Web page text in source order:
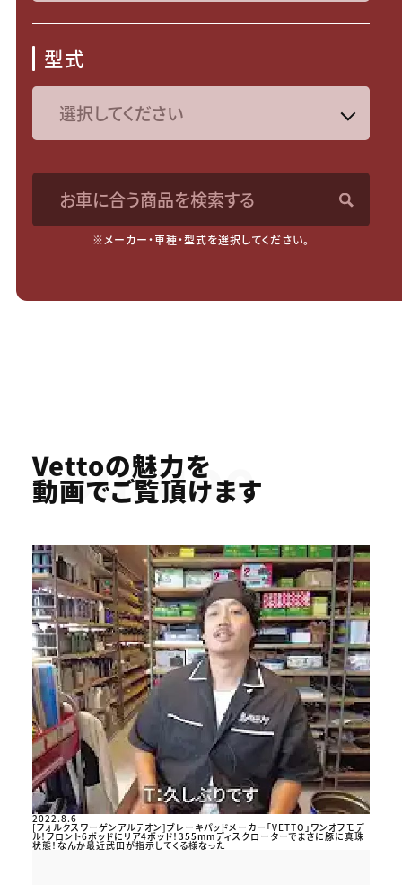
型式
お車に合う商品を検索する
※メーカー・車種・型式を選択してください。
Youtube
Vettoの魅力を
動画でご覧頂けます
2022.8.6
[フォルクスワーゲンアルテオン]ブレーキパッドメーカー「VETTO」ワンオフモデ
ル！フロント6ポッドにリア4ポッド！355mmディスクローターでまさに豚に真珠
状態！なんか最近武田が指示してくる様なった